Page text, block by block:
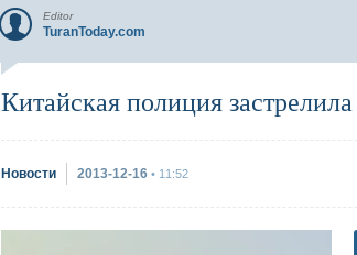
Editor
TuranToday.com
Китайская полиция
Новости 2013-12-16 • 11:52